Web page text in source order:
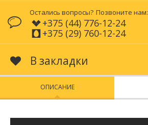
Остались вопросы? Позвоните нам:
+375 (44) 776-12-24
+375 (29) 760-12-24
В закладки
ОПИСАНИЕ